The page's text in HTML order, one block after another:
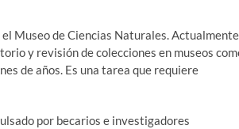
Museo de Ciencias Naturales. Actualmente
y revisión de colecciones en museos
de años. Es una tarea que requiere
por becarios e investigadores